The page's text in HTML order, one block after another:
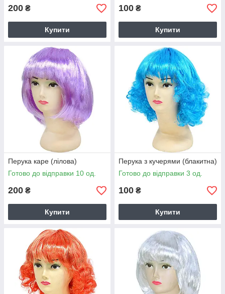
200 ₴
Купити
100 ₴
Купити
Перука каре (лілова)
Готово до відправки 10 од.
200 ₴
Купити
Перука з кучерями (блакитна)
Готово до відправки 3 од.
100 ₴
Купити